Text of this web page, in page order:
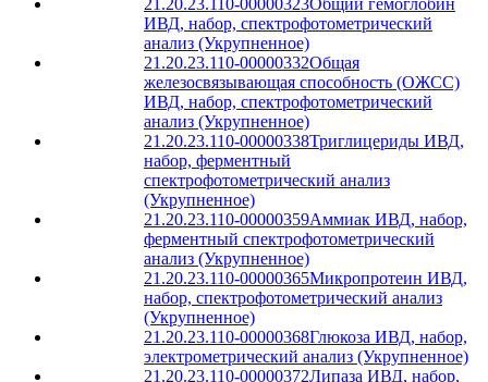
ИВД, набор, спектрофотометрический
анализ (Укрупненное)
21.20.23.110-00000332Общая
железосвязывающая способность (ОЖСС)
ИВД, набор, спектрофотометрический
анализ (Укрупненное)
21.20.23.110-00000338Триглицериды ИВД,
набор, ферментный
спектрофотометрический анализ
(Укрупненное)
21.20.23.110-00000359Аммиак ИВД, набор,
ферментный спектрофотометрический
анализ (Укрупненное)
21.20.23.110-00000365Микропротеин ИВД,
набор, спектрофотометрический анализ
(Укрупненное)
21.20.23.110-00000368Глюкоза ИВД, набор,
электрометрический анализ (Укрупненное)
21.20.23.110-00000372Липаза ИВД, набор,